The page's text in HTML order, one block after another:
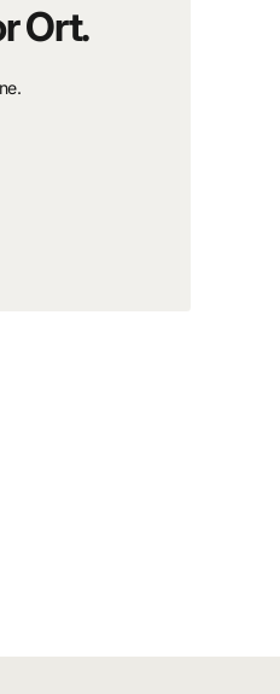
Ort.